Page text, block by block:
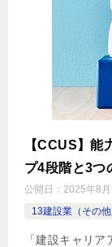
【CCUS】能
プ4段階と3つ
公開日： 2025年8月
13建設業（その他
「建設キャリ